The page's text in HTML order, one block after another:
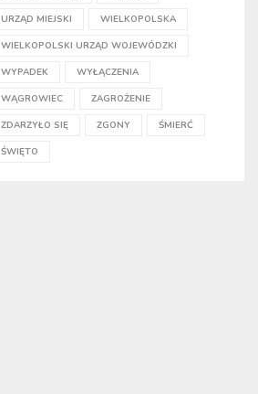
URZĄD MIEJSKI WIELKOPOLSKA
WIELKOPOLSKI URZĄD WOJEWÓDZKI
WYPADEK WYŁĄCZENIA
WĄGROWIEC ZAGROŻENIE
ZDARZYŁO SIĘ ZGONY ŚMIERĆ
ŚWIĘTO